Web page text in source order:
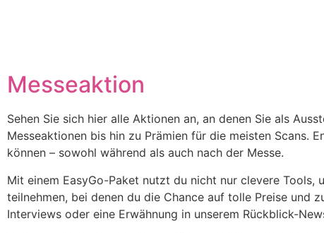
Messeaktion
Sehen Sie sich hier alle Aktionen an, an denen Sie als
Messeaktionen bis hin zu Prämien für die meisten Scans.
können – sowohl während als auch nach der Messe.
Mit einem EasyGo-Paket nutzt du nicht nur clevere Tools,
teilnehmen, bei denen du die Chance auf tolle Preise und
Interviews oder eine Erwähnung in unserem Rückblick-